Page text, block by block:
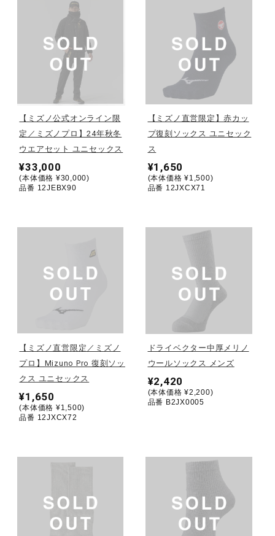
ソフトボール
柔道
ウィンタースポーツ
ワーキング
ウォーキングシューズ
インナー
アウトドア／レイン
サポーター
健康／エクササイズ
ジュニア／キッズ
【ミズノ公式オンライン限
定／ミズノプロ】24年秋冬
ウエアセット ユニセックス
¥33,000
(本体価格 ¥30,000)
品番 12JEBX90
【ミズノ直営限定】赤カッ
プ復刻ソックス ユニセック
ス
¥1,650
(本体価格 ¥1,500)
品番 12JXCX71
【ミズノ直営限定／ミズノ
プロ】Mizuno Pro 復刻ソッ
クス ユニセックス
¥1,650
(本体価格 ¥1,500)
品番 12JXCX72
ドライベクター中厚メリノ
ウールソックス メンズ
¥2,420
(本体価格 ¥2,200)
品番 B2JX0005